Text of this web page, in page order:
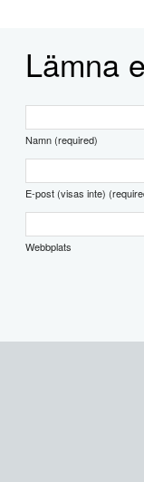
Lämna
Namn (required)
E-post (visas inte)
Webbplats